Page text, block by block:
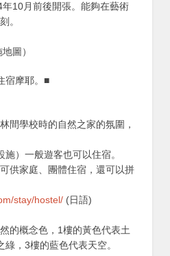
10月前後開張。能夠在藝術
。
圖）
宿摩耶。■
間學校時的自然之家的氛圍，
）一般遊客也可以住宿。
供家庭、團體住宿，還可以拼
stay/hostel/ (日語)
的概念色，1樓的黃色代表土
，3樓的藍色代表天空。